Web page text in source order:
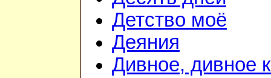
Детство моё
Деяния
Дивное, дивное